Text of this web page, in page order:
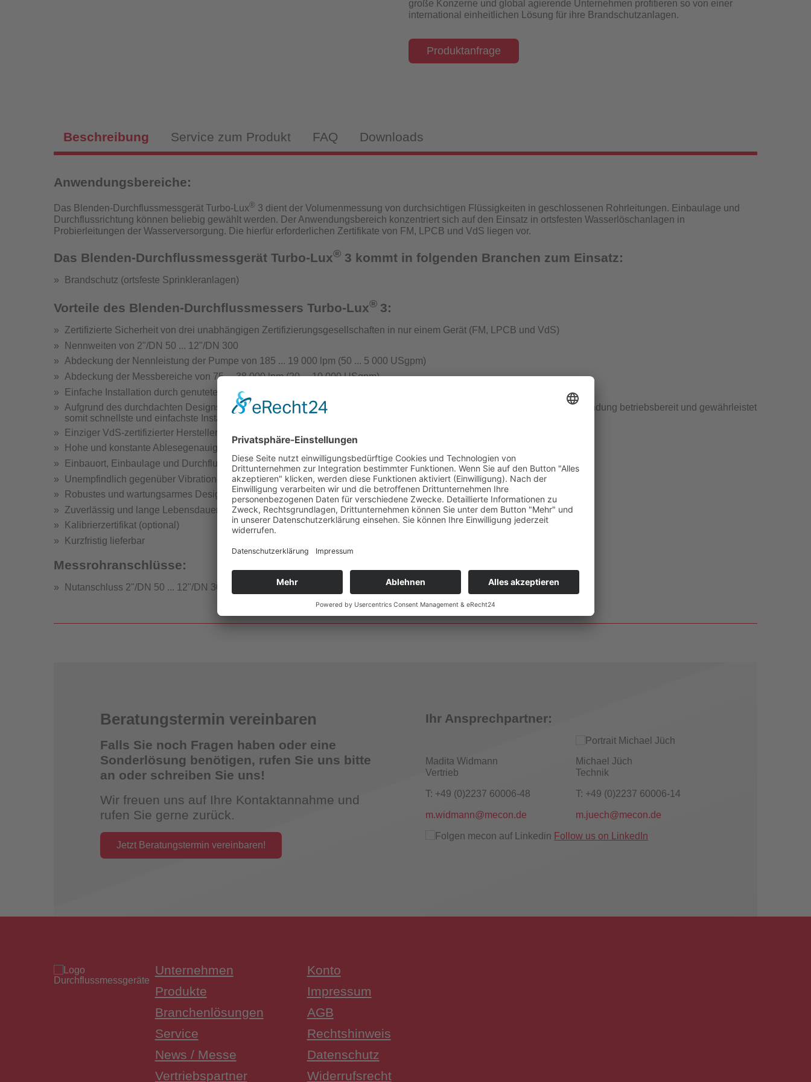
Füllstandanzeiger
Prüfgeräte
Hydrantenprüfgerät Löschwasserversorgung
Hydrantenprüfgerät Wassernetzanalysen
Wandhydrantenprüfgerät
Testeinrichtungen
Strömungsmelder Tester
Hydrantenprüfgeräte für die Löschwasserversorgung
Wandhydrantenprüfgeräte
Strömungsmelder-Tester für Sprinkleranlagen
UW3 Serie Überwachungsschalter
große Konzerne und global agierende Unternehmen profitieren so von einer
international einheitlichen Lösung für ihre Brandschutzanlagen.
Produktanfrage
Beschreibung Service zum Produkt FAQ Downloads
Anwendungsbereiche:
Das Blenden-Durchflussmessgerät Turbo-Lux® 3 dient der Volumenmessung von durchsichtigen Flüssigkeiten in geschlossenen Rohrleitungen. Einbaulage und
Durchflussrichtung können beliebig gewählt werden. Der Anwendungsbereich konzentriert sich auf den Einsatz in ortsfesten Wasserlöschanlagen in
Probierleitungen der Wasserversorgung. Die hierfür erforderlichen Zertifikate von FM, LPCB und VdS liegen vor.
Das Blenden-Durchflussmessgerät Turbo-Lux®3 kommt in folgenden Branchen zum Einsatz:
Brandschutz (ortsfeste Sprinkleranlagen)
Vorteile des Blenden-Durchflussmessers Turbo-Lux® 3:
Zertifizierte Sicherheit von drei unabhängigen Zertifizierungsgesellschaften in nur einem Gerät (FM, LPCB und VdS)
Nennweiten von 2"/DN 50 ... 12"/DN 300
Abdeckung der Nennleistung der Pumpe von 185 ... 19 000 lpm (50 ... 5 000 USgpm)
Abdeckung der Messbereiche von 75 ... 38 000 lpm (20 ... 10 000 USgpm)
Einfache Installation durch genuteten Anschluss an das Rohrleitungsnetz
Aufgrund des durchdachten Designs ist nach dem Anschluss an das Rohrleitungsnetz das Gerät mit nur einer Schraubverbindung betriebsbereit und gewährleistet
somit schnellste und einfachste Installation
Einziger VdS-zertifizierter Hersteller mit Nutanschluss
Hohe und konstante Ablesegenauigkeit
Einbauort, Einbaulage und Durchflussrichtung beliebig
Unempfindlich gegenüber Vibrationen
Robustes und wartungsarmes Design
Zuverlässig und lange Lebensdauer
Kalibrierzertifikat (optional)
Kurzfristig lieferbar
Messrohranschlüsse:
Nutanschluss 2"/DN 50 ... 12"/DN 300
Beratungstermin vereinbaren
Falls Sie noch Fragen haben oder eine
Sonderlösung benötigen, rufen Sie uns bitte
an oder schreiben Sie uns!
Wir freuen uns auf Ihre Kontaktannahme und
rufen Sie gerne zurück.
Jetzt Beratungstermin vereinbaren!
Ihr Ansprechpartner:
Madita Widmann
Vertrieb
T: +49 (0)2237 60006-48
m.widmann@mecon.de
Michael Jüch
Technik
T: +49 (0)2237 60006-14
m.juech@mecon.de
Follow us on LinkedIn
Unternehmen
Produkte
Branchenlösungen
Service
News / Messe
Vertriebspartner
Konto
Impressum
AGB
Rechtshinweis
Datenschutz
Widerrufsrecht